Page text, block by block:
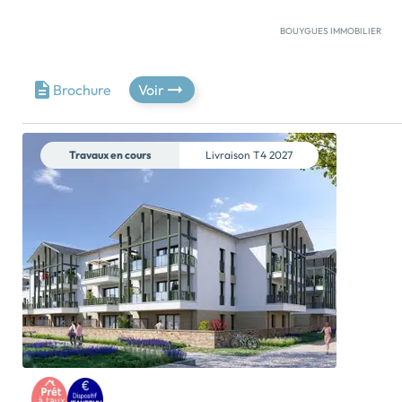
BOUYGUES IMMOBILIER
résidence du 1er au 31 août 2026.Travaux en cours -
Offrez-vous le privilège de devenir propriétaire d’un
appartement d’exception en plein cœur des Sables
d’Olonne. Découvrez Nova Mar, une résidence
intimiste composée de seulement 8 appartements de 3
et 4 pièces, allant jusqu'à 108 m². Ces logements
bénéficient de belles prestations : espaces extérieurs
privatifs, belles expositions, place de parking, placards
aménagés, pompe à chaleur réversible. Profitez d'un
emplacement exceptionnel, avec un accès à pied aux
remblais (Grande Plage), au marché Arago et à tous les
commerces […] Voir le programme immobilier neuf >>
Brochure Voir
Travaux en cours Livraison T4 2027